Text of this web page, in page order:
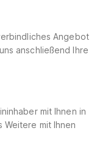
Angebot
anschließend Ihre
mit Ihnen in
Weitere mit Ihnen